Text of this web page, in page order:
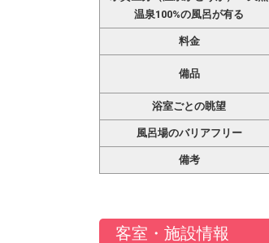
温泉100%の風呂が有る
料金
備品
浴室ごとの眺望
風呂場のバリアフリー
備考
客室・施設情報